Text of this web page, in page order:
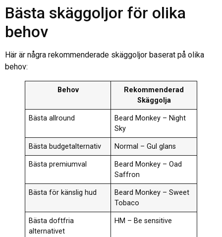
Bästa skäggoljor för olika
behov
Här är några rekommenderade skäggoljor baserat på olika
behov:
Behov
Rekommenderad
Skäggolja
Bästa allround
Beard Monkey – Night
Sky
Bästa budgetalternativ Normal – Gul glans
Bästa premiumval
Beard Monkey – Oad
Saffron
Bästa för känslig hud
Beard Monkey – Sweet
Tobaco
Bästa doftfria
alternativet
HM – Be sensitive